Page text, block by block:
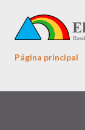
Página principal